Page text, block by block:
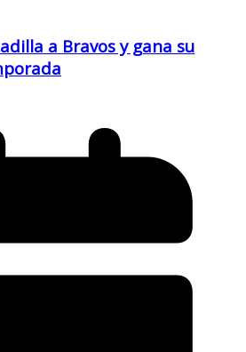
a Bravos y gana su